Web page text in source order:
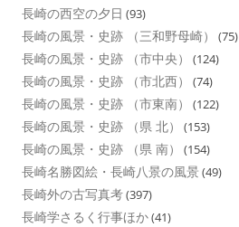
長崎の西空の夕日 (93)
長崎の風景・史跡 （三和野母崎） (75)
長崎の風景・史跡 （市中央） (124)
長崎の風景・史跡 （市北西） (74)
長崎の風景・史跡 （市東南） (122)
長崎の風景・史跡 （県 北） (153)
長崎の風景・史跡 （県 南） (154)
長崎名勝図絵・長崎八景の風景 (49)
長崎外の古写真考(397)
長崎学さるく行事ほか(41)